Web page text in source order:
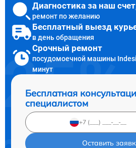
Диагностика за наш
ремонт по желанию
Бесплатный выезд
в день обращения
Срочный ремонт
посудомоечной машины
минут
Бесплатная
специалистом
Оставить